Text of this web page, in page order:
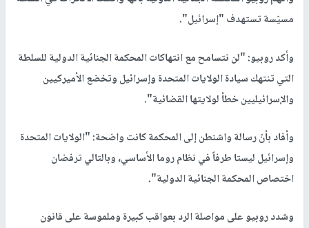
مسيّسة تستهدف "إسرائيل".
وأكد روبيو: "لن نتسامح مع انتهاكات المحكمة الجنائية الدولية للسلطة
التي تنتهك سيادة الولايات المتحدة وإسرائيل وتخضع الأميركيين
والإسرائيليين خطأ لولايتها القضائية".
وأفاد بأنّ رسالة واشنطن إلى المحكمة كانت واضحة: "الولايات المتحدة
وإسرائيل ليستا طرفاً في نظام روما الأساسي، وبالتالي ترفضان
اختصاص المحكمة الجنائية الدولية".
وشدد روبيو على مواصلة الرد بعواقب كبيرة وملموسة على قانون